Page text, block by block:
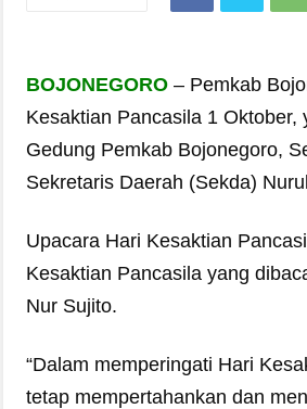
BOJONEGORO– Pemkab
Kesaktian Pancasila 1
Gedung Pemkab Bojonegoro,
Sekretaris Daerah (Sekda)
Upacara Hari Kesaktian
Kesaktian Pancasila yang
Nur Sujito.
“Dalam memperingati Hari
tetap mempertahankan dan